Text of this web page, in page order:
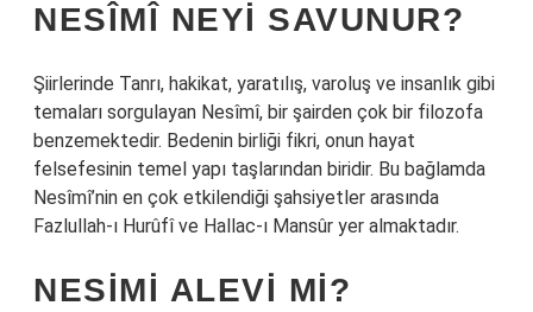
NESÎMÎ NEYI SAVUNUR?
Şiirlerinde Tanrı, hakikat, yaratılış, varoluş ve insanlık gibi
temaları sorgulayan Nesîmî, bir şairden çok bir filozofa
benzemektedir. Bedenin birliği fikri, onun hayat
felsefesinin temel yapı taşlarından biridir. Bu bağlamda
Nesîmî’nin en çok etkilendiği şahsiyetler arasında
Fazlullah-ı Hurûfî ve Hallac-ı Mansûr yer almaktadır.
NESIMI ALEVI MI?